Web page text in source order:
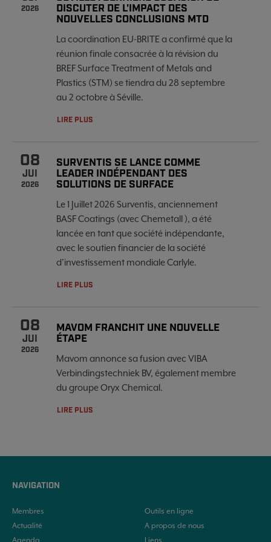
2026
DISCUTER DE L'IMPACT DES
NOUVELLES CONCLUSIONS MTD
La coordination EU-BRITE a confirmé que la
réunion finale consacrée à la révision du
BREF Surface Treatment of Metals and
Plastics (STM) se tiendra du 28 septembre
au 2 octobre à Séville.
LIRE PLUS
08
JUI
2026
SURVENTIS SE LANCE COMME
LEADER INDÉPENDANT DES
SOLUTIONS DE SURFACE
Le 1 Juillet 2026 Surventis, anciennement
BASF Coatings (avec Chemetall ), a été
lancée en tant que société indépendante,
avec le soutien financier de la société
d’investissement mondiale Carlyle.
LIRE PLUS
08
JUI
2026
MAVOM FRANCHIT UNE NOUVELLE
ÉTAPE
Mavom annonce sa fusion avec VIBA
Verbindingstechniek BV, également membre
du groupe Oryx Chemical.
LIRE PLUS
NAVIGATION
Membres
Actualité
Agenda
Outils en ligne
A propos de nous
Liens